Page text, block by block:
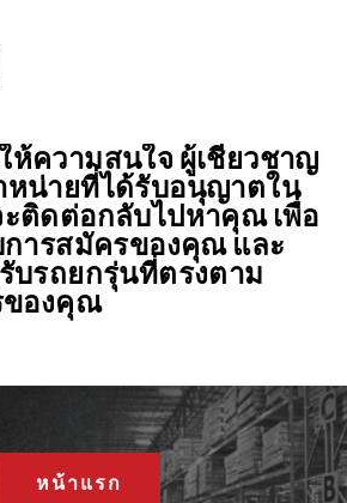
ความสนใจ ผู้เชี่ยวชาญ
หน่ายที่ได้รับอนุญาตใน
ติดต่อกลับไปหาคุณ เพื่อ
ารสมัครของคุณ และ
บรถยกรุ่นที่ตรงตาม
ของคุณ
หน้าแรก